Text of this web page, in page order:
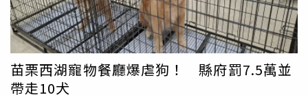
音留言。「他一邊爬山一邊喘著氣，還很興奮地跟我分享今
天看到的風景與旅程，最後跟我說『愛你』。」亞瑟坦言，
如今再聽這段錄音，內心幾乎崩潰。父親透露，安東尼當時
正進行為期兩週的公路旅行，與朋友抵達蒙大拿後便分開行
動，由他獨自前往冰川國家公園探險。亞瑟形容兒子是個
苗栗西湖寵物餐廳爆虐狗！ 縣府罰7.5萬並
帶走10犬